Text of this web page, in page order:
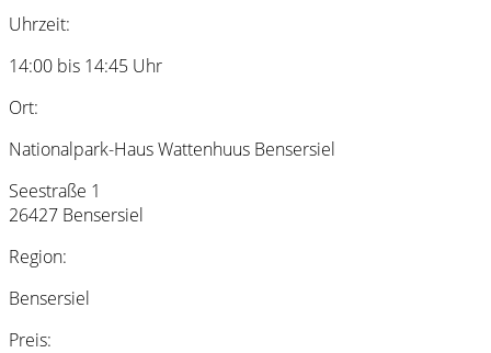
Uhrzeit:
14:00 bis 14:45 Uhr
Ort:
Nationalpark-Haus Wattenhuus Bensersiel
Seestraße 1
26427 Bensersiel
Region:
Bensersiel
Preis: